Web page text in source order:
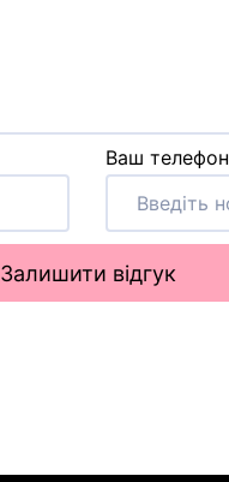
Ваш телефон
Залишити відгук